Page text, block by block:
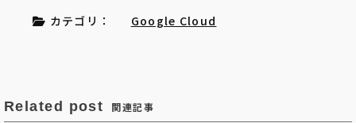
カテゴリ： Google Cloud
Related post 関連記事